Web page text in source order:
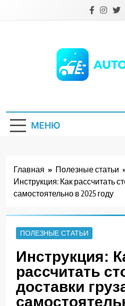
МЕНЮ
Главная
Полезные статьи
Инструкция: Как рассчитать
самостоятельно в 2025 году
ПОЛЕЗНЫЕ СТАТЬИ
Инструкция:
рассчитать
доставки